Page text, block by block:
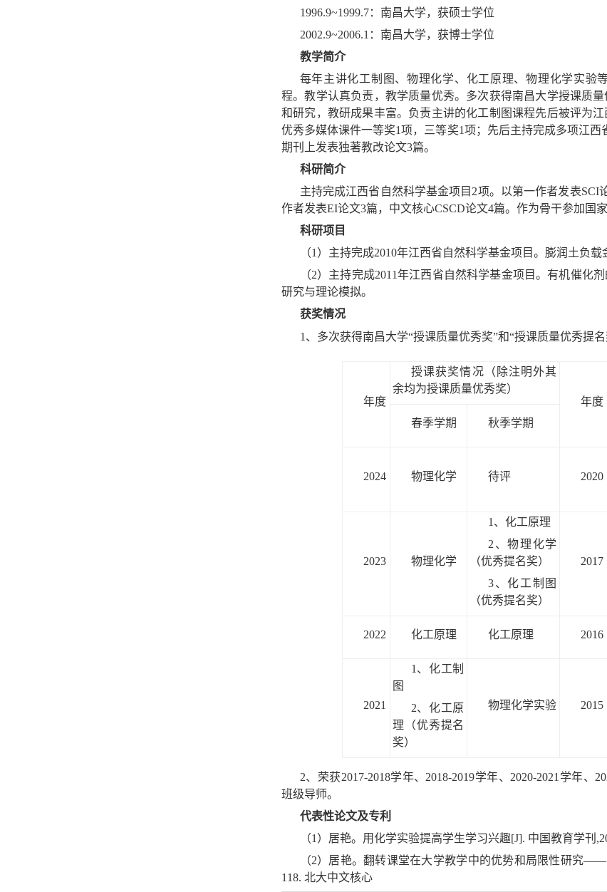
1996.9~1999.7：南昌大学，获硕士学位
2002.9~2006.1：南昌大学，获博士学位
教学简介
每年主讲化工制图、物理化学、化工原理、物理化学实
程。教学认真负责，教学质量优秀。多次获得南昌大学授课质
和研究，教研成果丰富。负责主讲的化工制图课程先后被评为
优秀多媒体课件一等奖1项，三等奖1项；先后主持完成多项江
期刊上发表独著教改论文3篇。
科研简介
主持完成江西省自然科学基金项目2项。以第一作者发表
作者发表EI论文3篇，中文核心CSCD论文4篇。作为骨干参加国家
科研项目
（1）主持完成2010年江西省自然科学基金项目。膨润土负
（2）主持完成2011年江西省自然科学基金项目。有机催
研究与理论模拟。
获奖情况
1、多次获得南昌大学“授课质量优秀奖”和“授课质量优秀提名
年度
授课获奖情况（除注明外其
余均为授课质量优秀奖）
年度
春季学期 秋季学期
2024 物理化学 待评 2020
2023 物理化学
1、化工原理
2、物理化学
（优秀提名奖）
3、化工制图
（优秀提名奖）
2017
2022 化工原理 化工原理 2016
2021
1、化工制
图
2、化工原
理（优秀提名
奖）
物理化学实验 2015
2、荣获2017-2018学年、2018-2019学年、2020-2021学年、
班级导师。
代表性论文及专利
（1）居艳。用化学实验提高学生学习兴趣[J]. 中国教育学刊
（2）居艳。翻转课堂在大学教学中的优势和局限性研究
118. 北大中文核心